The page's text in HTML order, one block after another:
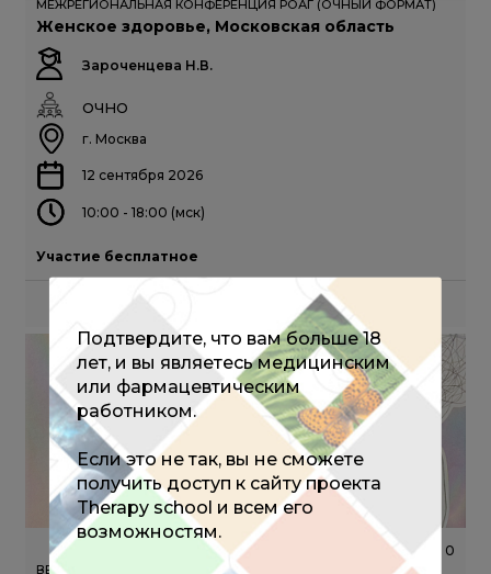
МЕЖРЕГИОНАЛЬНАЯ КОНФЕРЕНЦИЯ РОАГ (ОЧНЫЙ ФОРМАТ)
Женское здоровье, Московская область
Зароченцева Н.В.
ОЧНО
г. Москва
12 сентября 2026
10:00 - 18:00 (мск)
Участие бесплатное
353 0
ВЕБИНАР
Подтвердите, что вам больше 18
лет, и вы являетесь медицинским
или фармацевтическим
работником.
Если это не так, вы не сможете
получить доступ к сайту проекта
Therapy school и всем его
возможностям.